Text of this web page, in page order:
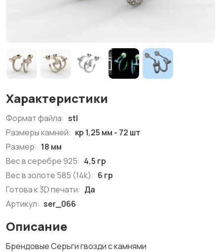
Характеристики
Формат файла: stl
Размеры камней: кр 1,25 мм - 72 шт
Размер: 18 мм
Вес в серебре 925: 4,5 гр
Вес в золоте 585 (14k): 6 гр
Готова к 3D печати: Да
Артикул: ser_066
Описание
Брендовые Серьги гвозди с камнями